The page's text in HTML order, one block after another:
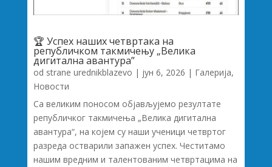
🏆 Успех наших четвртака на
републичком такмичењу „Велика
дигитална авантура”
od strane urednikblazevo | јун 6, 2026 | Галерија,
Новости
Са великим поносом објављујемо резултате
републичког такмичења „Велика дигитална
авантура“, на којем су наши ученици четвртог
разреда остварили запажен успех. Честитамо
нашим вредним и талентованим четвртацима на